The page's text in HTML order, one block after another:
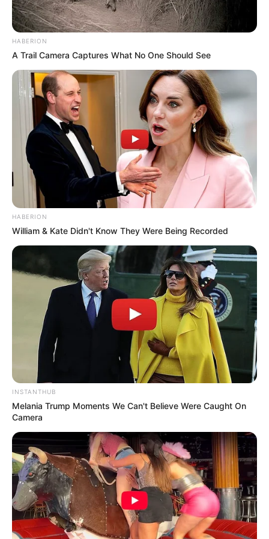
Τα Συστήματα Patriot κρατούν τη
γραμμή στο Κατάρ
Τα «έξαλλα» αντίποινα του ιρανικού καθεστώτος
συνάντησαν το πιο εξελιγμένο αμυντικό τείχος του
κόσμου. Αναφορές από την αεροπορική βάση Al Udeid
στο Κατάρ επιβεβαιώνουν ότι οι μπαταρίες πυραυλικής
άμυνας των ΗΠΑ Patriot αναχαίτισαν επιτυχώς και
κατέστρεψαν ένα μπαράζ ιρανικών βαλλιστικών
πυραύλων.
Σε επίδειξη τεχνικής κυριαρχίας, τα συστήματα Patriot
εμπλέκονται ταυτόχρονα πολλαπλές εισερχόμενες
απειλές. Πλάνα από τη βάση δείχνουν την «ηλεκτρική»
στιγμή πρόσκρουσης καθώς οι εισερχόμενοι πύραυλοι
εξουδετερώθηκαν στον αέρα.
Παρά το γεγονός ότι η «μηχανή της σφαγής» ξεσπάει,
HABERION
A Trail Camera Captures What No One Should See
HABERION
William & Kate Didn't Know They Were Being Recorded
INSTANTHUB
Melania Trump Moments We Can't Believe Were Caught On
Camera